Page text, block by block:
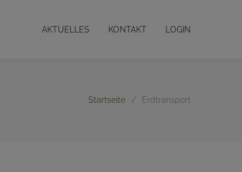
AKTUELLES KONTAKT LOGIN
Startseite / Erdtransport